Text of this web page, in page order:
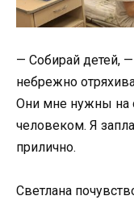
— Собирай детей,
небрежно
Они мне нужны на
человеком. Я
прилично.
Светлана